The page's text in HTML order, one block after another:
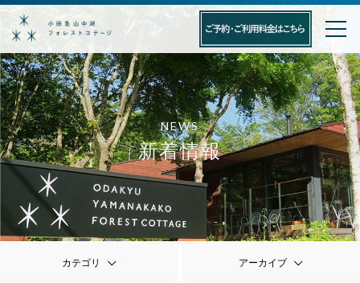
NEWS
新着情報
カテゴリ アーカイブ